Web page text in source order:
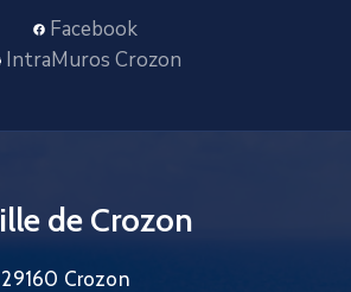
Facebook
IntraMuros Crozon
de Crozon
Crozon